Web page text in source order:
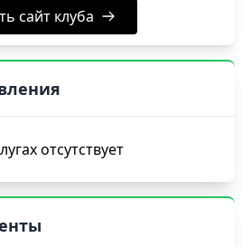
сайт клуба
отсутствует